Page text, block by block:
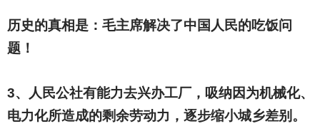
历史的真相是：毛主席解决了中国人民的吃饭问
题！
3、人民公社有能力去兴办工厂，吸纳因为机械化、
电力化所造成的剩余劳动力，逐步缩小城乡差别。